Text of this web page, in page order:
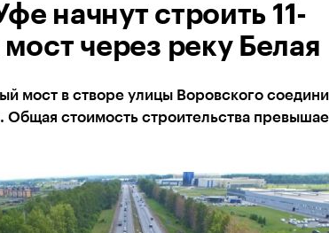
начнут строить 11-
через реку Белая
мост в створе улицы Воровского
Общая стоимость строительства